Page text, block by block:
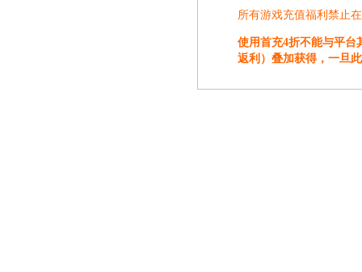
所有游戏充值福利禁止
使用首充4折不能与平台
返利）叠加获得，一旦